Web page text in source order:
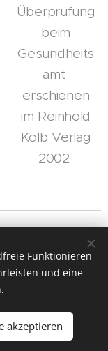
Überprüfung
beim
Gesundheits
amt
erschienen
im Reinhold
Kolb Verlag
2002
Funktionieren
und eine
akzeptieren